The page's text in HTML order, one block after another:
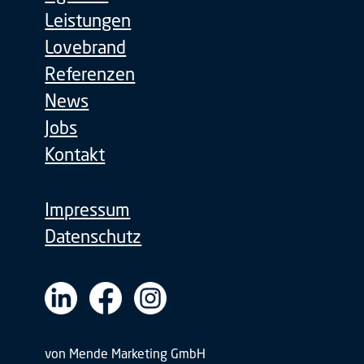
von Mende Marketing GmbH
Leistungen
Lovebrand
Referenzen
News
Jobs
Kontakt
Impressum
Datenschutz